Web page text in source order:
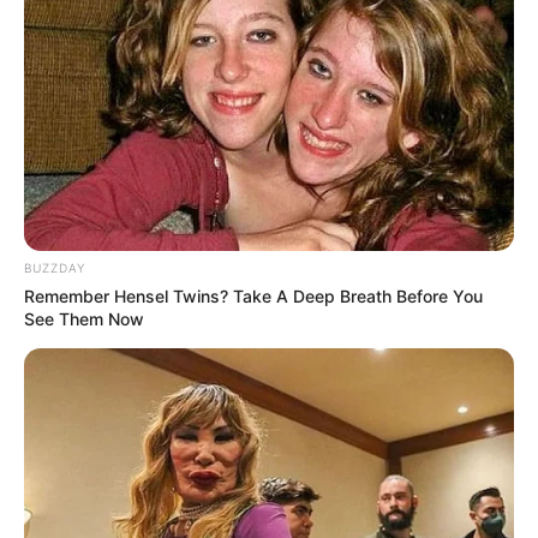
BUZZDAY
Remember Hensel Twins? Take A Deep Breath Before You
See Them Now